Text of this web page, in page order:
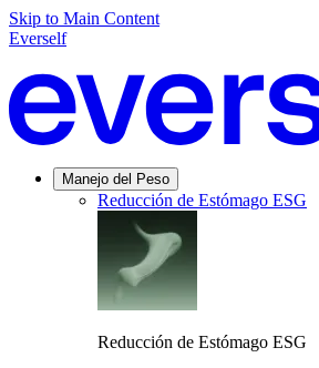
Skip to Main Content
Everself
Manejo del Peso
Reducción de Estómago ESG
Reducción de Estómago ESG